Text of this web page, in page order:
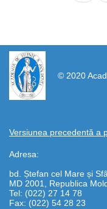
© 2020
Versiunea precedentă a
Adresa:
bd. Ștefan cel Mare și
MD 2001, Republica
Tel: (022) 27 14 78
Fax: (022) 54 28 23
https://propletenie.ru/